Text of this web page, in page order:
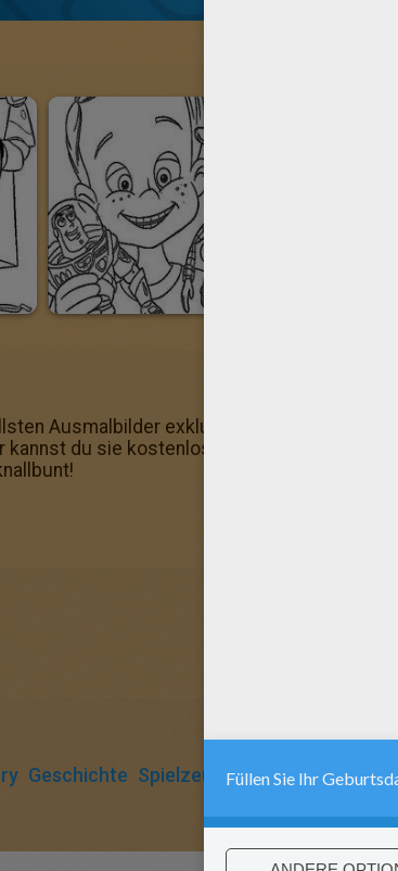
Ausmalbilder exklusiv für dich
kannst du sie kostenlos testen: Toy Story 28!
Geschichte Spielzeug